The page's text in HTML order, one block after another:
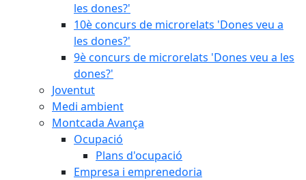
les dones?'
10è concurs de microrelats 'Dones veu a
les dones?'
9è concurs de microrelats 'Dones veu a les
dones?'
Joventut
Medi ambient
Montcada Avança
Ocupació
Plans d'ocupació
Empresa i emprenedoria